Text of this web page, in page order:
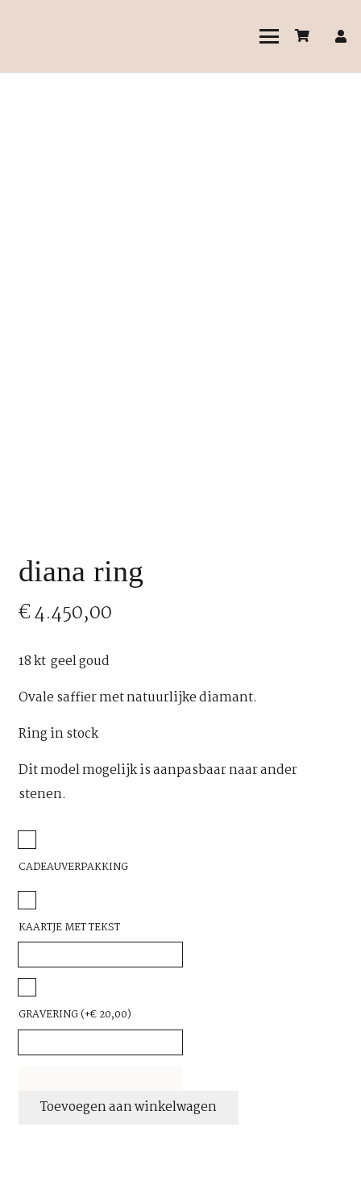
diana ring
€4.450,00
18 kt geel goud
Ovale saffier met natuurlijke diamant.
Ring in stock
Dit model mogelijk is aanpasbaar naar ander
stenen.
CADEAUVERPAKKING
KAARTJE MET TEKST
GRAVERING(+€20,00)
dianaToevoegen aan winkelwagen